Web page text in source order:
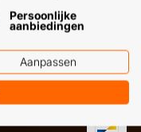
+31 (0) 6 11
12 09 51
EN SNEL
Persoonlijke
aanbiedingen
Aanpassen